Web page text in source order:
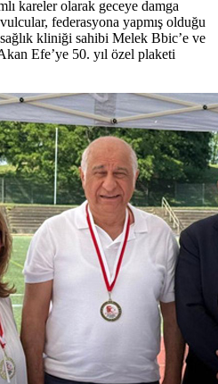
kareler olarak geceye damga
federasyona yapmış olduğu
kliniği sahibi Melek Bbic’e ve
Efe’ye 50. yıl özel plaketi